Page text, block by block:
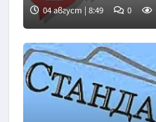
04 август | 8:49 0